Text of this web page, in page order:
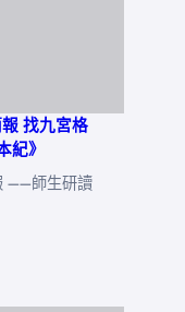
找九宮格
紀》
——師生研讀